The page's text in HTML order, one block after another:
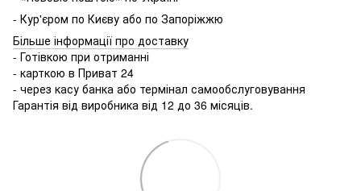
- Кур'єром по Києву або по Запоріжжю
Більше інформації про доставку
- Готівкою при отриманні
- карткою в Приват 24
- через касу банка або термінал самообслуговування
Гарантія від виробника від 12 до 36 місяців.